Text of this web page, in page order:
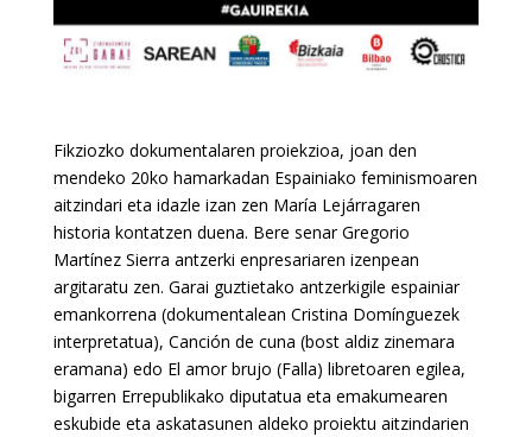
Fikziozko dokumentalaren proiekzioa, joan den
mendeko 20ko hamarkadan Espainiako feminismoaren
aitzindari eta idazle izan zen María Lejárragaren
historia kontatzen duena. Bere senar Gregorio
Martínez Sierra antzerki enpresariaren izenpean
argitaratu zen. Garai guztietako antzerkigile espainiar
emankorrena (dokumentalean Cristina Domínguezek
interpretatua), Canción de cuna (bost aldiz zinemara
eramana) edo El amor brujo (Falla) libretoaren egilea,
bigarren Errepublikako diputatua eta emakumearen
eskubide eta askatasunen aldeko proiektu aitzindarien